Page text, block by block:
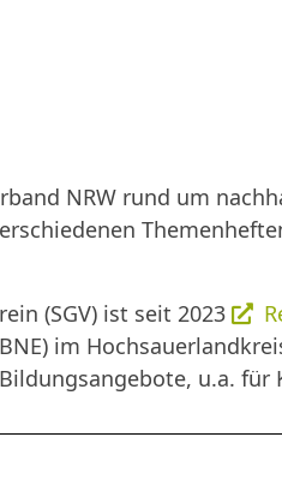
NRW rund um
(SGV) ist seit 2023
im
u.a. für